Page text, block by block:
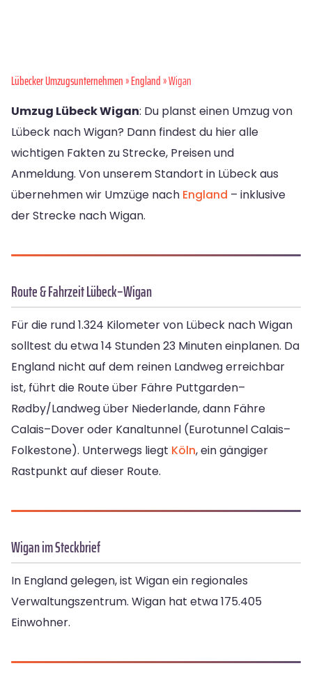
Lübecker Umzugsunternehmen»England» Wigan
Umzug Lübeck Wigan: Du planst einen Umzug von
Lübeck nach Wigan? Dann findest du hier alle
wichtigen Fakten zu Strecke, Preisen und
Anmeldung. Von unserem Standort in Lübeck aus
übernehmen wir Umzüge nach England – inklusive
der Strecke nach Wigan.
Route & Fahrzeit Lübeck–Wigan
Für die rund 1.324 Kilometer von Lübeck nach Wigan
solltest du etwa 14 Stunden 23 Minuten einplanen. Da
England nicht auf dem reinen Landweg erreichbar
ist, führt die Route über Fähre Puttgarden–
Rødby/Landweg über Niederlande, dann Fähre
Calais–Dover oder Kanaltunnel (Eurotunnel Calais–
Folkestone). Unterwegs liegt Köln, ein gängiger
Rastpunkt auf dieser Route.
Wigan im Steckbrief
In England gelegen, ist Wigan ein regionales
Verwaltungszentrum. Wigan hat etwa 175.405
Einwohner.